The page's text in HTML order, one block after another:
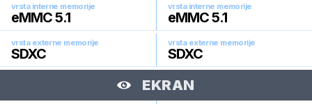
vrsta interne memorije
eMMC 5.1
vrsta interne memorije
eMMC 5.1
vrsta externe memorije
SDXC
vrsta externe memorije
SDXC
EKRAN